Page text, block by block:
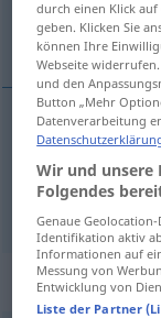
toewijzing,
toeslag, (het)
toewijzing
durch einen Klick
geben. Klicken Sie
können Ihre
Webseite
und den
Button „Mehr
Datenverarbeitung
Wir und unsere
Folgendes
Genaue
Identifikation aktiv
Informationen auf
Messung von
Entwicklung von
Liste der Partner